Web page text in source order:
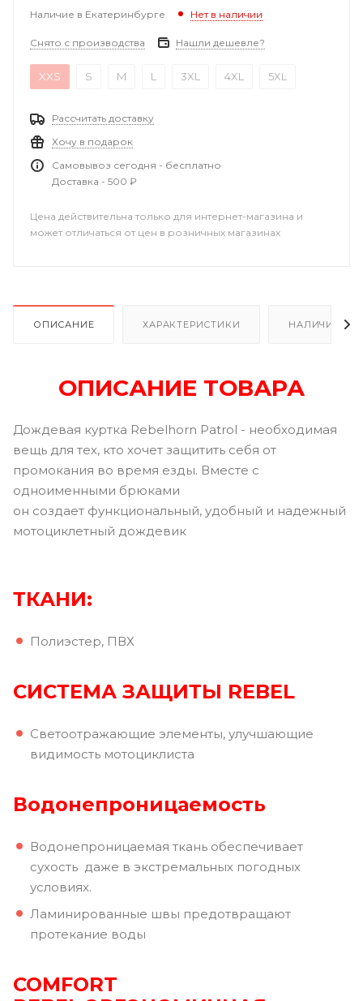
Наличие в Екатеринбурге Нет в наличии
Снято с производства Нашли дешевле?
XXS S M L 3XL 4XL 5XL
Рассчитать доставку
Хочу в подарок
Самовывоз сегодня - бесплатно
Доставка - 500 ₽
Цена действительна только для интернет-магазина и
может отличаться от цен в розничных магазинах
ОПИСАНИЕ ХАРАКТЕРИСТИКИ НАЛИЧИЕ В
ОПИСАНИЕ ТОВАРА
Дождевая куртка Rebelhorn Patrol - необходимая
вещь для тех, кто хочет защитить себя от
промокания во время езды. Вместе с
одноименными брюками
он создает функциональный, удобный и надежный
мотоциклетный дождевик
ТКАНИ:
Полиэстер, ПВХ
СИСТЕМА ЗАЩИТЫ REBEL
Светоотражающие элементы, улучшающие
видимость мотоциклиста
Водонепроницаемость
Водонепроницаемая ткань обеспечивает
сухость даже в экстремальных погодных
условиях.
Ламинированные швы предотвращают
протекание воды
COMFORT